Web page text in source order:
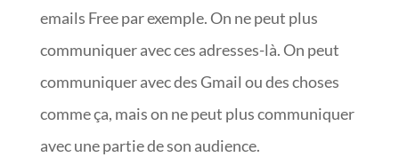
emails Free par exemple. On ne peut plus
communiquer avec ces adresses-là. On peut
communiquer avec des Gmail ou des choses
comme ça, mais on ne peut plus communiquer
avec une partie de son audience.